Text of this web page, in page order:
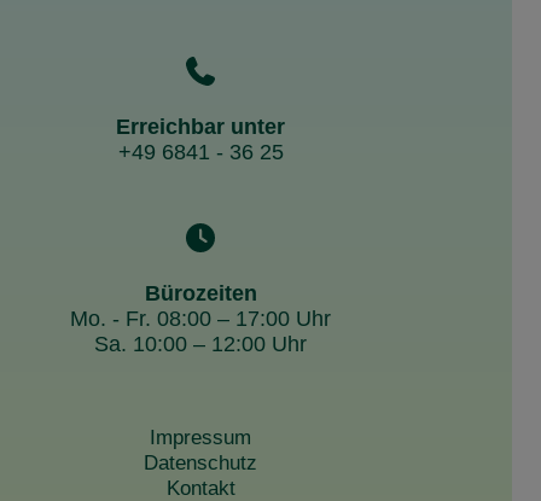
Erreichbar unter
+49 6841 - 36 25
Bürozeiten
Mo. - Fr. 08:00 – 17:00 Uhr
Sa. 10:00 – 12:00 Uhr
Impressum
Datenschutz
Kontakt